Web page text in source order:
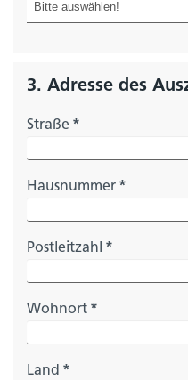
3. Adresse des
Straße *
Hausnummer *
Postleitzahl *
Wohnort *
Land *